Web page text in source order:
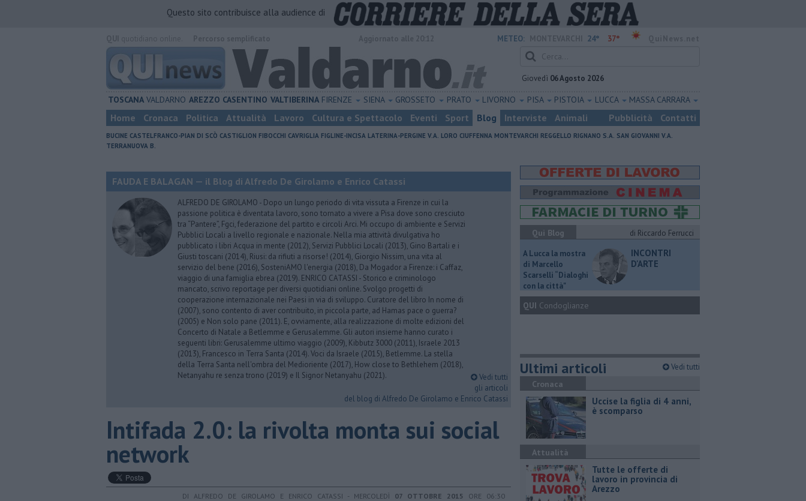
Questo sito contribuisce alla audience di
METEO: 24° 37°
Giovedì 06 Agosto 2026
TOSCANA VALDARNO AREZZO CASENTINO VALTIBERINA FIRENZE SIENA GROSSETO PRATO LIVORNO PISA PISTOIA LUCCA MASSA CARRARA
Home Cronaca Politica Attualità Lavoro Cultura e Spettacolo Eventi Sport Blog Interviste Animali Pubblicità Contatti
BUCINE CASTELFRANCO-PIAN DI SCÒ CASTIGLION FIBOCCHI CAVRIGLIA FIGLINE-INCISA LATERINA-PERGINE V.A. LORO CIUFFENNA MONTEVARCHI REGGELLO RIGNANO S.A. SAN GIOVANNI V.A.
TERRANUOVA B.
FAUDA E BALAGAN — il Blog di Alfredo De Girolamo e Enrico Catassi
ALFREDO DE GIROLAMO - Dopo un lungo periodo di vita vissuta a Firenze in cui la
passione politica è diventata lavoro, sono tornato a vivere a Pisa dove sono cresciuto
tra “Pantere”, Fgci, federazione del partito e circoli Arci. Mi occupo di ambiente e Servizi
Pubblici Locali a livello regionale e nazionale. Nella mia attività divulgativa ho
pubblicato i libri Acqua in mente (2012), Servizi Pubblici Locali (2013), Gino Bartali e i
Giusti toscani (2014), Riusi: da rifiuti a risorse! (2014), Giorgio Nissim, una vita al
servizio del bene (2016), SosteniAMO l'energia (2018), Da Mogador a Firenze: i Caffaz,
viaggio di una famiglia ebrea (2019). ENRICO CATASSI - Storico e criminologo
mancato, scrivo reportage per diversi quotidiani online. Svolgo progetti di
cooperazione internazionale nei Paesi in via di sviluppo. Curatore del libro In nome di
(2007), sono contento di aver contribuito, in piccola parte, ad Hamas pace o guerra?
(2005) e Non solo pane (2011). E, ovviamente, alla realizzazione di molte edizioni del
Concerto di Natale a Betlemme e Gerusalemme. Gli autori insieme hanno curato i
seguenti libri: Gerusalemme ultimo viaggio (2009), Kibbutz 3000 (2011), Israele 2013
(2013), Francesco in Terra Santa (2014). Voci da Israele (2015), Betlemme. La stella
della Terra Santa nell'ombra del Medioriente (2017), How close to Bethlehem (2018),
Netanyahu re senza trono (2019) e Il Signor Netanyahu (2021).
Vedi tutti
gli articoli
del blog di Alfredo De Girolamo e Enrico Catassi
Intifada 2.0: la rivolta monta sui social
network
DI ALFREDO DE GIROLAMO E ENRICO CATASSI - MERCOLEDÌ 07 OTTOBRE 2015 ORE 06:30
Qui Blog
di Riccardo Ferrucci
A Lucca la mostra
di Marcello
Scarselli “Dialoghi
con la città"
INCONTRI
D'ARTE
QUI Condoglianze
Ultimi articoli Vedi tutti
Cronaca
Uccise la figlia di 4 anni,
è scomparso
Attualità
​Tutte le offerte di
lavoro in provincia di
Arezzo